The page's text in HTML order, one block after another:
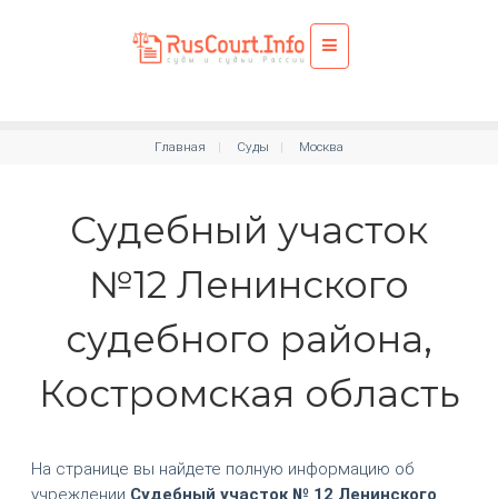
Главная Суды Москва
Судебный участок
№12 Ленинского
судебного района,
Костромская область
На странице вы найдете полную информацию об
учреждении Судебный участок № 12 Ленинского